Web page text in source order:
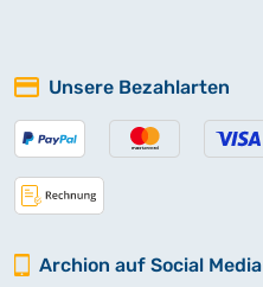
Unsere Bezahlarten
Archion auf Social Media